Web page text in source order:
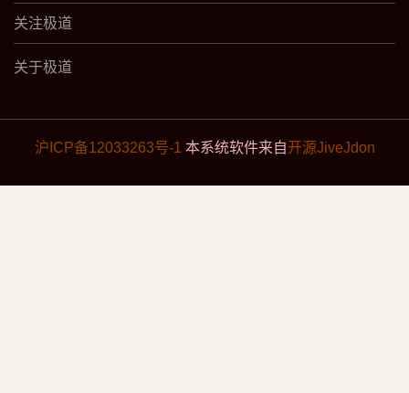
关注极道
关于极道
沪ICP备12033263号-1 本系统软件来自开源JiveJdon